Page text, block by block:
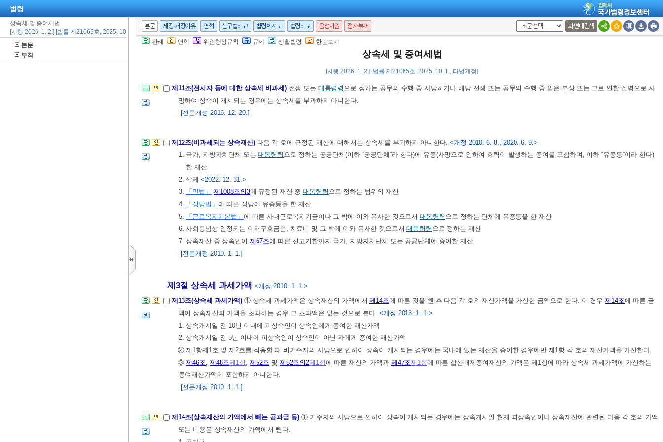
법령
상속세 및 증여세법
[시행 2026. 1. 2.] [법률 제21065호, 2025. 10. 1., 타법개정]
본문
부칙
본문 제정·개정이유 연혁 신구법비교 법령체계도 법령비교 음성지원 점자뷰어 화면내검색
판례 연혁 위임행정규칙 규제 생활법령 한눈보기
상속세 및 증여세법
[시행 2026. 1. 2.] [법률 제21065호, 2025. 10. 1., 타법개정]
5. 근로자의 업무상 사망으로 인하여「근로기준법」등을 준용하여 사업자가 그 근로자의 유족에게 지급하는 유족보상금 또는 재해보상금과 그 밖에 이와 유사한 것
6. 제1호부터 제5호까지와 유사한 것으로서 대통령령으로 정하는 것
[전문개정 2010. 1. 1.]
제11조(전사자 등에 대한 상속세 비과세) 전쟁 또는 대통령령 으로 정하는 공무의 수행 중 사망하거나 해당 전쟁 또는 공무의 수행 중 입은 부상 또는 그로 인한 질병으로 사
망하여 상속이 개시되는 경우에는 상속세를 부과하지 아니한다.
[전문개정 2016. 12. 20.]
제12조(비과세되는 상속재산) 다음 각 호에 규정된 재산에 대해서는 상속세를 부과하지 아니한다. <개정 2010. 6. 8., 2020. 6. 9.>
1. 국가, 지방자치단체 또는 대통령령 으로 정하는 공공단체(이하 “공공단체”라 한다)에 유증(사망으로 인하여 효력이 발생하는 증여를 포함하며, 이하 “유증등”이라 한다)
한 재산
2. 삭제 <2022. 12. 31.>
3.
「민법」 제1008조의3에 규정된 재산 중 대통령령 으로 정하는 범위의 재산
4.
「정당법」 에 따른 정당에 유증등을 한 재산
5.
「근로복지기본법」 에 따른 사내근로복지기금이나 그 밖에 이와 유사한 것으로서 대통령령 으로 정하는 단체에 유증등을 한 재산
6. 사회통념상 인정되는 이재구호금품, 치료비 및 그 밖에 이와 유사한 것으로서 대통령령 으로 정하는 재산
7. 상속재산 중 상속인이 제67조에 따른 신고기한까지 국가, 지방자치단체 또는 공공단체에 증여한 재산
[전문개정 2010. 1. 1.]
제3절 상속세 과세가액 <개정 2010. 1. 1.>
제13조(상속세 과세가액) ① 상속세 과세가액은 상속재산의 가액에서 제14조에 따른 것을 뺀 후 다음 각 호의 재산가액을 가산한 금액으로 한다. 이 경우 제14조에 따른 금
액이 상속재산의 가액을 초과하는 경우 그 초과액은 없는 것으로 본다. <개정 2013. 1. 1.>
1. 상속개시일 전 10년 이내에 피상속인이 상속인에게 증여한 재산가액
2. 상속개시일 전 5년 이내에 피상속인이 상속인이 아닌 자에게 증여한 재산가액
② 제1항제1호 및 제2호를 적용할 때 비거주자의 사망으로 인하여 상속이 개시되는 경우에는 국내에 있는 재산을 증여한 경우에만 제1항 각 호의 재산가액을 가산한다.
③ 제46조, 제48조제1항, 제52조 및 제52조의2제1항에 따른 재산의 가액과 제47조제1항에 따른 합산배제증여재산의 가액은 제1항에 따라 상속세 과세가액에 가산하는
증여재산가액에 포함하지 아니한다.
[전문개정 2010. 1. 1.]
제14조(상속재산의 가액에서 빼는 공과금 등) ① 거주자의 사망으로 인하여 상속이 개시되는 경우에는 상속개시일 현재 피상속인이나 상속재산에 관련된 다음 각 호의 가액
또는 비용은 상속재산의 가액에서 뺀다.